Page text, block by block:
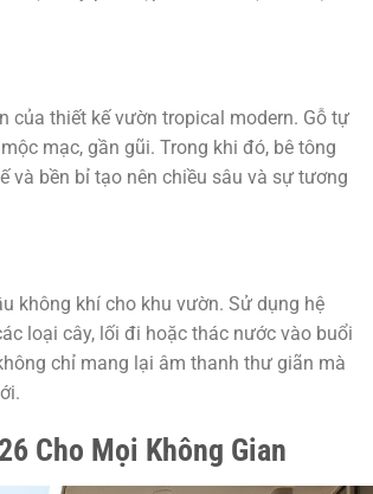
của thiết kế vườn tropical modern. Gỗ tự
mạc, gần gũi. Trong khi đó, bê tông
và bền bỉ tạo nên chiều sâu và sự tương
không khí cho khu vườn. Sử dụng hệ
loại cây, lối đi hoặc thác nước vào buổi
chỉ mang lại âm thanh thư giãn mà
Cho Mọi Không Gian